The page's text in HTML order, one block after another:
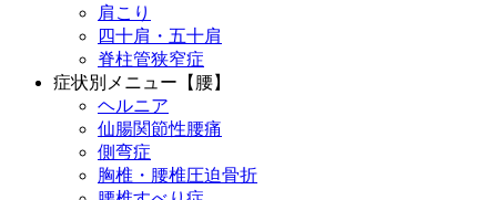
肩こり
四十肩・五十肩
脊柱管狭窄症
症状別メニュー【腰】
ヘルニア
仙腸関節性腰痛
側弯症
胸椎・腰椎圧迫骨折